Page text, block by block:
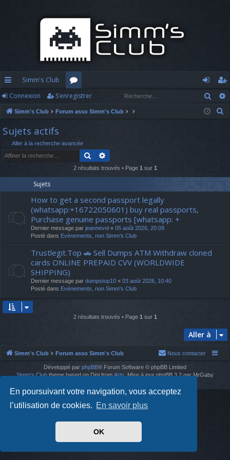
En poursuivant votre navigation, vous acceptez
l’utilisation de cookies. En savoir plus
OK
cc
ès
ra
Simm's Club
or
u
s
o
n
’e
nr
Connexion S’enregistrer
Simm's Club Forum asso Simm's Club
c
Sujets actifs
Aller à la recherche avancée
Rechercher
2 résultats trouvés • Page 1 sur 1
Sujets
How to get a second passport legally
(whatsapp:+16722050601) buy real passports,
Purchase genuine passports [whatsapp: +
Dernier message par jeannevol « 05 août 2026, 20:09
Posté dans Evènements, non Simm's Club
Trustlegit.Top 🚗 Sell Dumps ATM Withdraw cloned
cards ONLINE PREPAID CVV (WORLDWIDE
SHIPPING)
Dernier message par dumpstop10 « 03 août 2026, 10:40
Posté dans Evènements, non Simm's Club
2 résultats trouvés • Page 1 sur 1
Aller à
Simm's Club Forum asso Simm's Club Nous contacter
Développé par phpBB® Forum Software © phpBB Limited
Simm's Clubtheme based on Digi fromArty. Mise à jour phpBB 3.2 par MrGaby